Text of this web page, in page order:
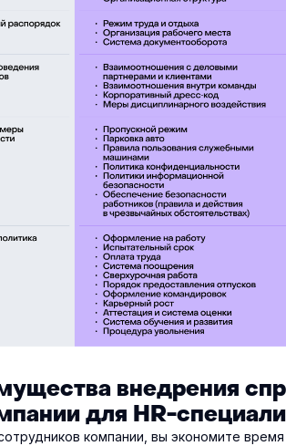
внедрения
для HR-
компании, вы экономите